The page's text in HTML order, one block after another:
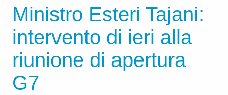
Ministro Esteri Tajani:
intervento di ieri alla
riunione di apertura
G7